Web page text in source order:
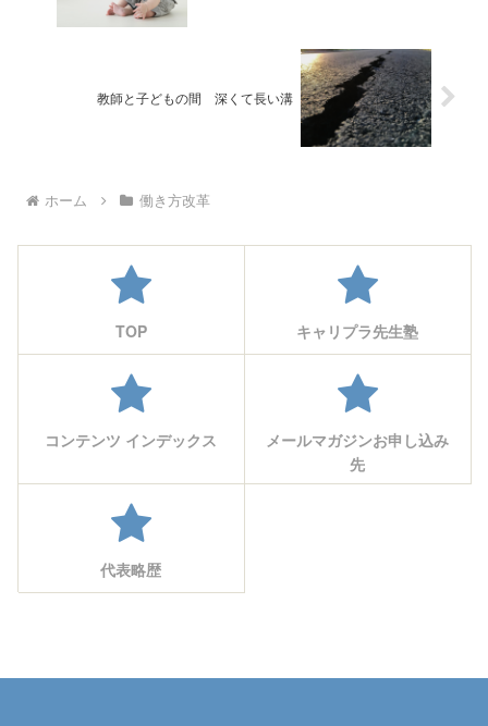
教師と子どもの間 深くて長い溝
ホーム 働き方改革
TOP キャリプラ先生塾
コンテンツ インデックス
メールマガジンお申し込み
先
代表略歴